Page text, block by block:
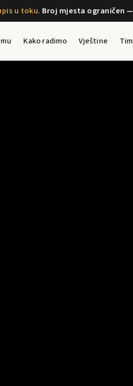
u toku. Broj mjesta ograničen —
Kako radimo Vještine Tim